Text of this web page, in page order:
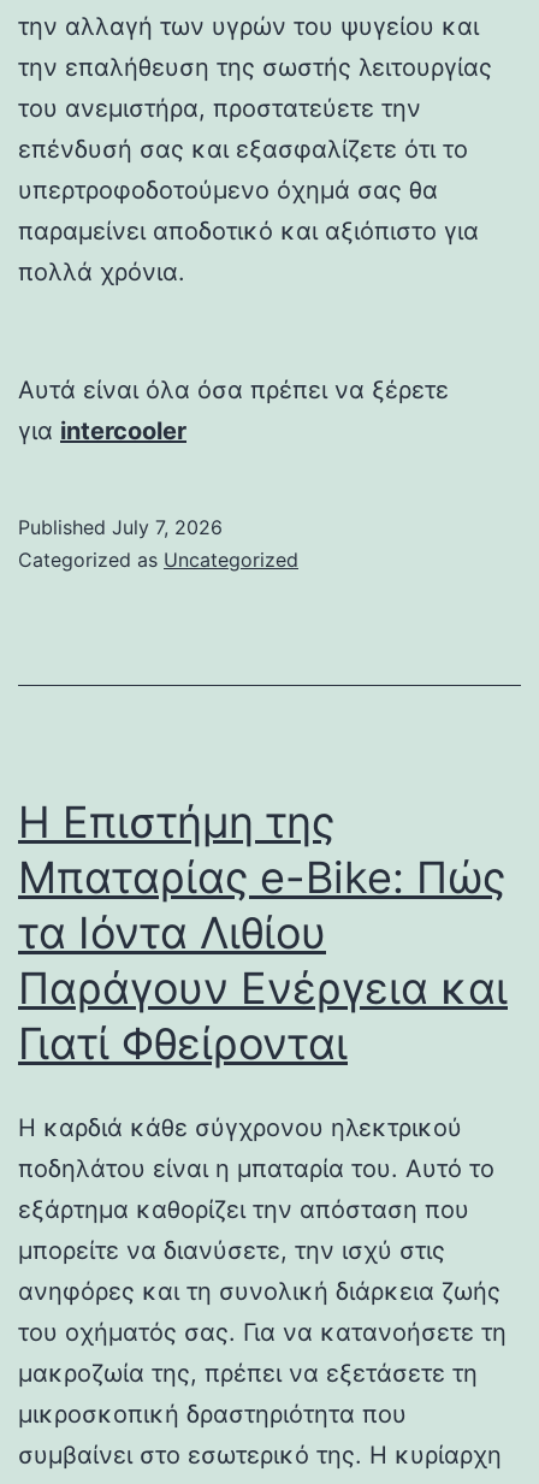
την αλλαγή των υγρών του ψυγείου και
την επαλήθευση της σωστής λειτουργίας
του ανεμιστήρα, προστατεύετε την
επένδυσή σας και εξασφαλίζετε ότι το
υπερτροφοδοτούμενο όχημά σας θα
παραμείνει αποδοτικό και αξιόπιστο για
πολλά χρόνια.
Αυτά είναι όλα όσα πρέπει να ξέρετε
για intercooler
Published July 7, 2026
Categorized as Uncategorized
Η Επιστήμη της
Μπαταρίας e-Bike: Πώς
τα Ιόντα Λιθίου
Παράγουν Ενέργεια και
Γιατί Φθείρονται
Η καρδιά κάθε σύγχρονου ηλεκτρικού
ποδηλάτου είναι η μπαταρία του. Αυτό το
εξάρτημα καθορίζει την απόσταση που
μπορείτε να διανύσετε, την ισχύ στις
ανηφόρες και τη συνολική διάρκεια ζωής
του οχήματός σας. Για να κατανοήσετε τη
μακροζωία της, πρέπει να εξετάσετε τη
μικροσκοπική δραστηριότητα που
συμβαίνει στο εσωτερικό της. Η κυρίαρχη